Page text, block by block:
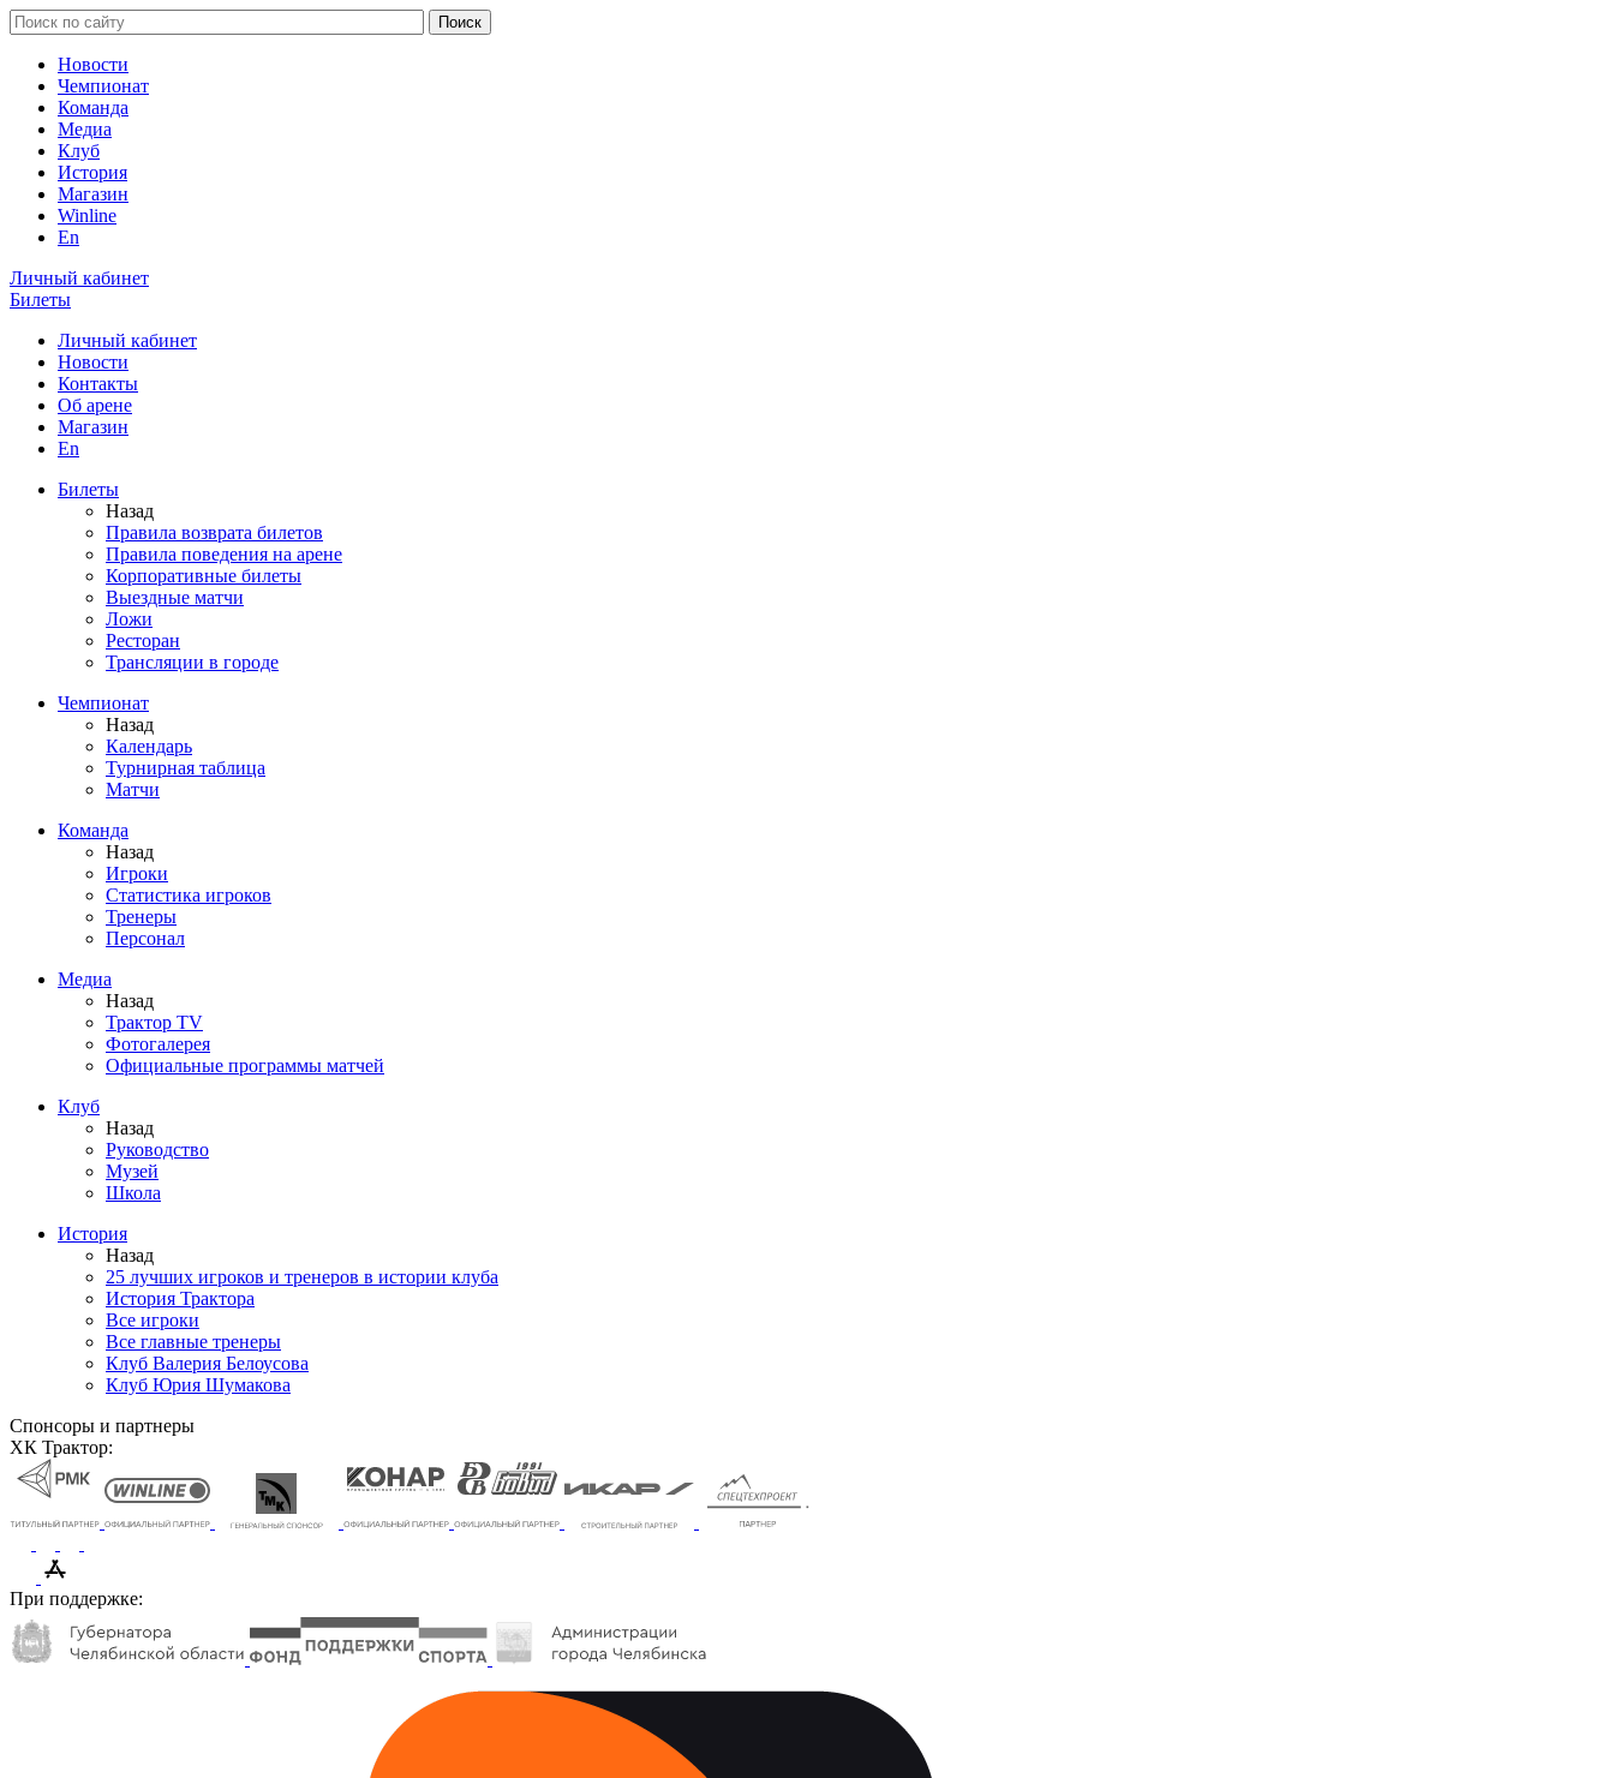
Новости
Чемпионат
Команда
Медиа
Клуб
История
Магазин
Winline
En
Личный кабинет
Билеты
Личный кабинет
Новости
Контакты
Об арене
Магазин
En
Билеты
Назад
Правила возврата билетов
Правила поведения на арене
Корпоративные билеты
Выездные матчи
Ложи
Ресторан
Трансляции в городе
Чемпионат
Назад
Календарь
Турнирная таблица
Матчи
Команда
Назад
Игроки
Статистика игроков
Тренеры
Персонал
Медиа
Назад
Трактор TV
Фотогалерея
Официальные программы матчей
Клуб
Назад
Руководство
Музей
Школа
История
Назад
25 лучших игроков и тренеров в истории клуба
История Трактора
Все игроки
Все главные тренеры
Клуб Валерия Белоусова
Клуб Юрия Шумакова
Спонсоры и партнеры
ХК Трактор:
При поддержке: